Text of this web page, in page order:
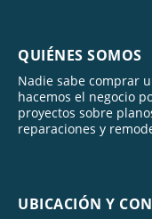
QUIÉNES SOMOS
Nadie sabe comprar
hacemos el negocio
proyectos sobre
reparaciones y
UBICACIÓN Y